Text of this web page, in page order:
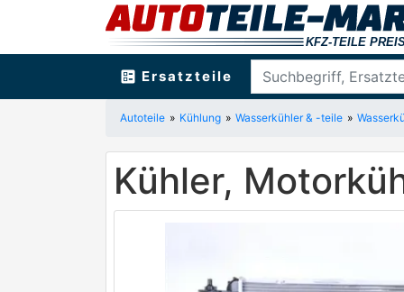
ballot Ersatzteile
Autoteile Kühlung Wasserkühler & -teile
Kühler,